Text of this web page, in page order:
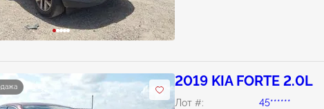
2019 KIA FORTE 2.0L
Лот #:
45******